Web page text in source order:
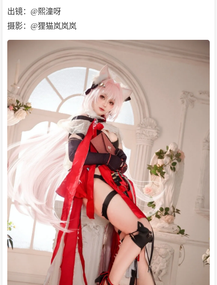
出镜：@熙潼呀
摄影：@狸猫岚岚岚